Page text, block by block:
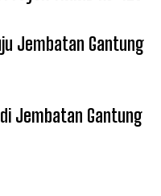
Jembatan Gantung
Jembatan Gantung